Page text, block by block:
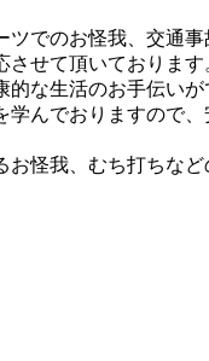
ツでのお怪我、交通
せて頂いております
な生活のお手伝いが
学んでおりますので
お怪我、むち打ちな